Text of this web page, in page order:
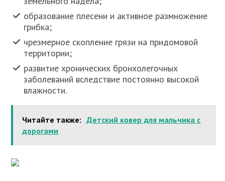
образование плесени и активное размножение
грибка;
чрезмерное скопление грязи на придомовой
территории;
развитие хронических бронхолегочных
заболеваний вследствие постоянно высокой
влажности.
Читайте также: Детский ковер для мальчика с
дорогами